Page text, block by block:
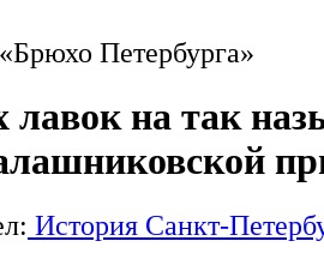
Петербурга»
лавок на так
История Санкт-